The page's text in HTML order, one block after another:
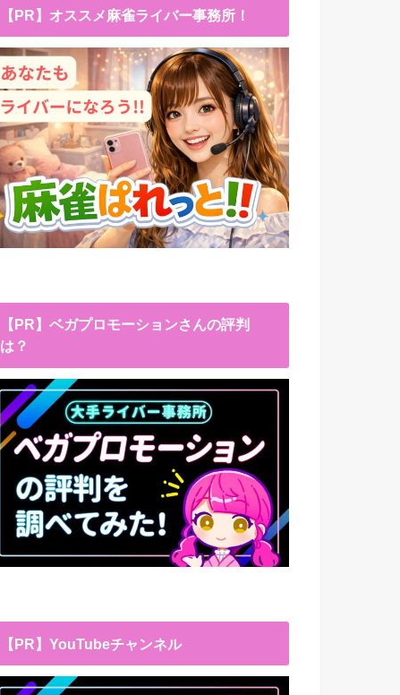
【PR】オススメ麻雀ライバー事務所！
【PR】ベガプロモーションさんの評判
は？
【PR】YouTubeチャンネル